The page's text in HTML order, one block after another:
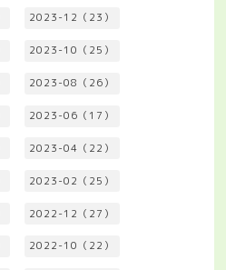
2023-12（23）
2023-10（25）
2023-08（26）
2023-06（17）
2023-04（22）
2023-02（25）
2022-12（27）
2022-10（22）